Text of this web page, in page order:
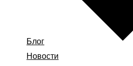
Блог
Новости